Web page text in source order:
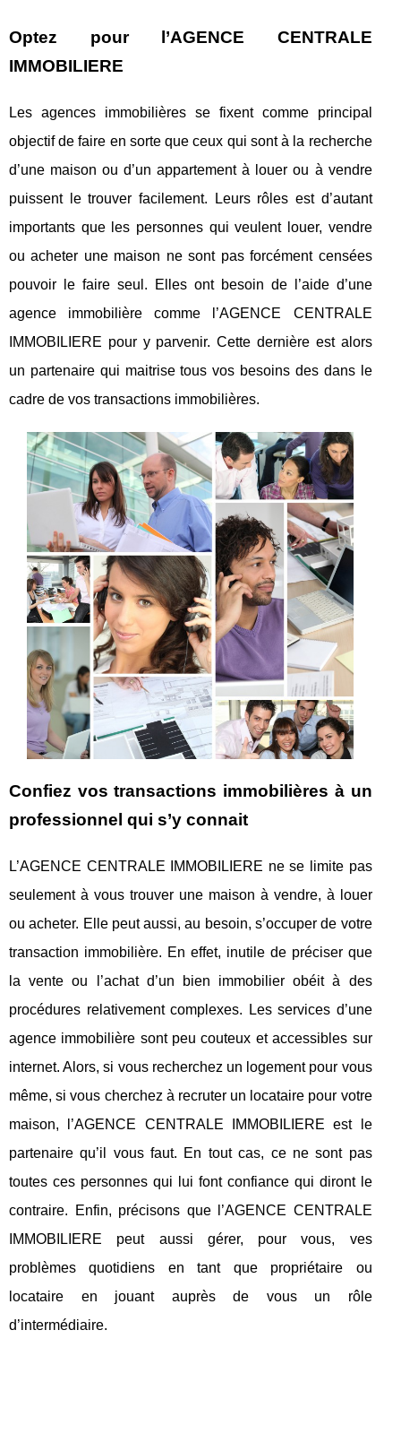
Optez pour l’AGENCE CENTRALE
IMMOBILIERE
Les agences immobilières se fixent comme principal
objectif de faire en sorte que ceux qui sont à la recherche
d’une maison ou d’un appartement à louer ou à vendre
puissent le trouver facilement. Leurs rôles est d’autant
importants que les personnes qui veulent louer, vendre
ou acheter une maison ne sont pas forcément censées
pouvoir le faire seul. Elles ont besoin de l’aide d’une
agence immobilière comme l’AGENCE CENTRALE
IMMOBILIERE pour y parvenir. Cette dernière est alors
un partenaire qui maitrise tous vos besoins des dans le
cadre de vos transactions immobilières.
Confiez vos transactions immobilières à un
professionnel qui s’y connait
L’AGENCE CENTRALE IMMOBILIERE ne se limite pas
seulement à vous trouver une maison à vendre, à louer
ou acheter. Elle peut aussi, au besoin, s’occuper de votre
transaction immobilière. En effet, inutile de préciser que
la vente ou l’achat d’un bien immobilier obéit à des
procédures relativement complexes. Les services d’une
agence immobilière sont peu couteux et accessibles sur
internet. Alors, si vous recherchez un logement pour vous
même, si vous cherchez à recruter un locataire pour votre
maison, l’AGENCE CENTRALE IMMOBILIERE est le
partenaire qu’il vous faut. En tout cas, ce ne sont pas
toutes ces personnes qui lui font confiance qui diront le
contraire. Enfin, précisons que l’AGENCE CENTRALE
IMMOBILIERE peut aussi gérer, pour vous, ves
problèmes quotidiens en tant que propriétaire ou
locataire en jouant auprès de vous un rôle
d’intermédiaire.